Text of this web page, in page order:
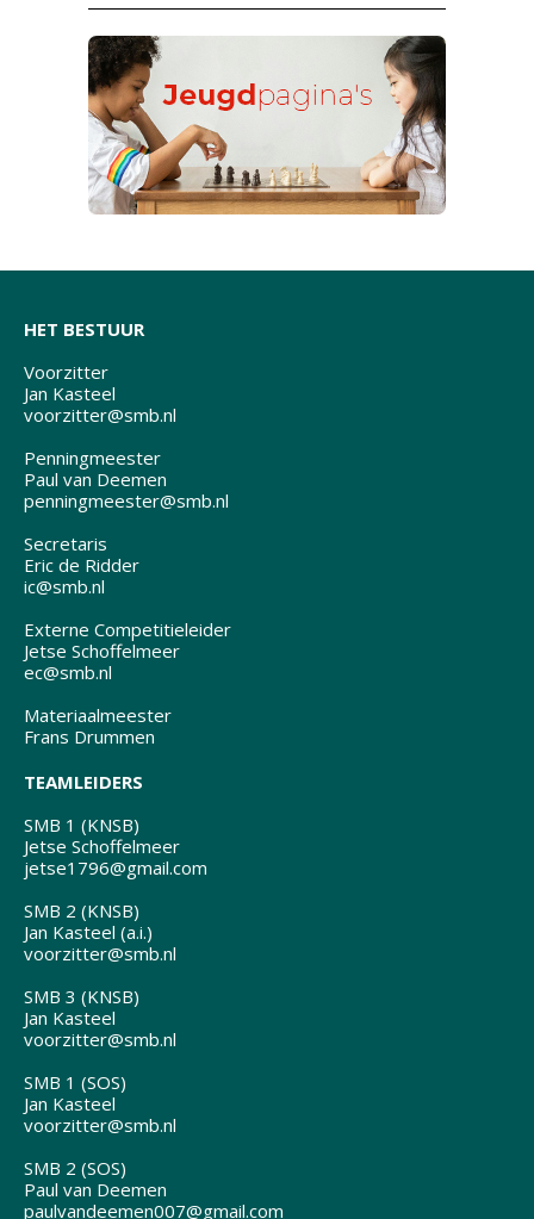
HET BESTUUR
Voorzitter
Jan Kasteel
voorzitter@smb.nl
Penningmeester
Paul van Deemen
penningmeester@smb.nl
Secretaris
Eric de Ridder
ic@smb.nl
Externe Competitieleider
Jetse Schoffelmeer
ec@smb.nl
Materiaalmeester
Frans Drummen
TEAMLEIDERS
SMB 1 (KNSB)
Jetse Schoffelmeer
jetse1796@gmail.com
SMB 2 (KNSB)
Jan Kasteel (a.i.)
voorzitter@smb.nl
SMB 3 (KNSB)
Jan Kasteel
voorzitter@smb.nl
SMB 1 (SOS)
Jan Kasteel
voorzitter@smb.nl
SMB 2 (SOS)
Paul van Deemen
paulvandeemen007@gmail.com